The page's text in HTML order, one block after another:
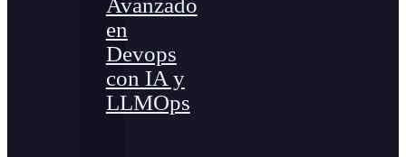
Avanzado
en
Devops
con IA y
LLMOps